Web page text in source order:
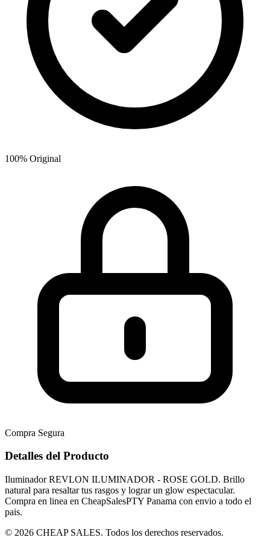
100% Original
Compra Segura
Detalles del Producto
Iluminador REVLON ILUMINADOR - ROSE GOLD. Brillo
natural para resaltar tus rasgos y lograr un glow espectacular.
Compra en linea en CheapSalesPTY Panama con envio a todo el
pais.
© 2026 CHEAP SALES. Todos los derechos reservados.